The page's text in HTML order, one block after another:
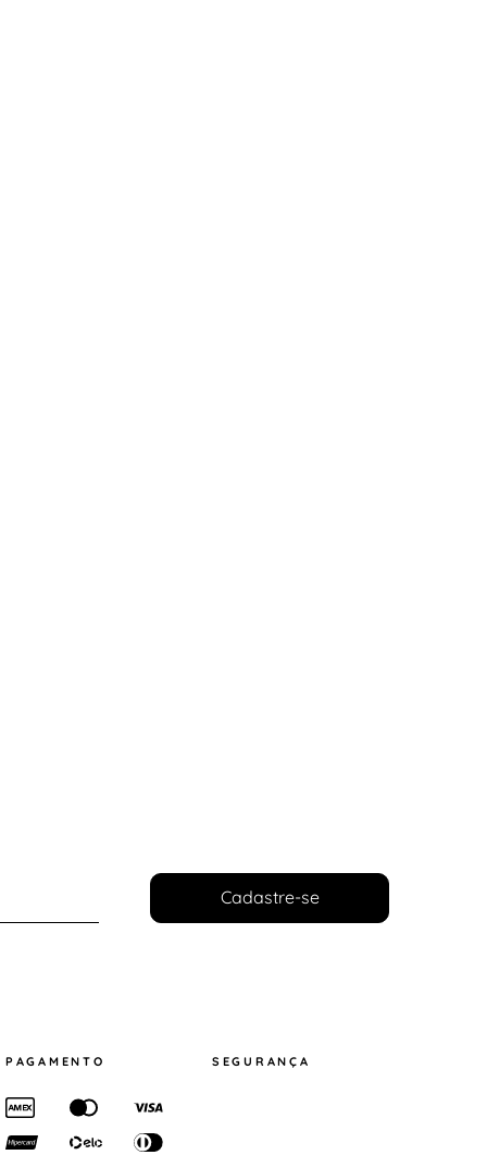
Cadastre-se
PAGAMENTO SEGURANÇA